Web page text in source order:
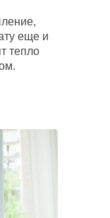
еще и
тепло